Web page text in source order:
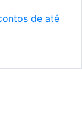
de até